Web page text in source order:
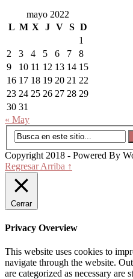
mayo 2022
L M X J V S D
1
2
3 4 5 6 7
8
9
10 11 12 13 14 15
16 17 18 19 20 21 22
23 24 25 26 27 28 29
30 31
« May
Copyright 2018 - Powered By
Regresar Arriba ↑
Cerrar
Privacy Overview
This website uses cookies to
navigate through the website.
are categorized as necessary are